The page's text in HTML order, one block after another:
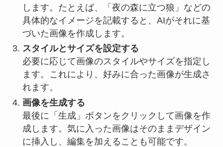
します。たとえば、「夜の森に立つ狼」などの
具体的なイメージを記載すると、AIがそれに基
づいた画像を作成します。
スタイルとサイズを設定する
必要に応じて画像のスタイルやサイズを指定し
ます。これにより、好みに合った画像が生成さ
れます。
画像を生成する
最後に「生成」ボタンをクリックして画像を作
成します。気に入った画像はそのままデザイン
に挿入し、編集を加えることも可能です。